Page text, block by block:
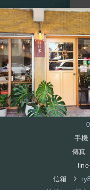
手機
傳真
信箱